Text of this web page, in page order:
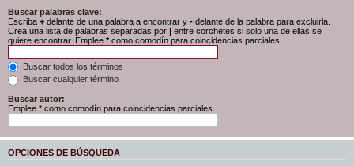
Buscar palabras clave:
Escriba + delante de una palabra a encontrar y - delante de la palabra para excluirla.
Crea una lista de palabras separadas por | entre corchetes si solo una de ellas se
quiere encontrar. Emplee * como comodín para coincidencias parciales.
Buscar todos los términos
Buscar cualquier término
Buscar autor:
Emplee * como comodín para coincidencias parciales.
OPCIONES DE BÚSQUEDA